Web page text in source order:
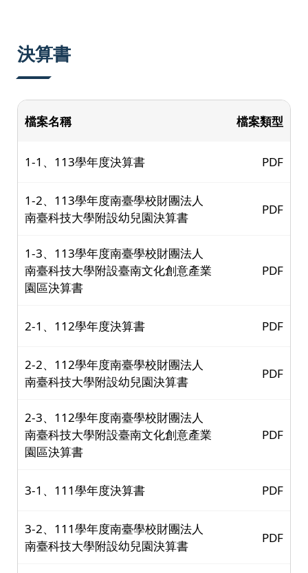
決算書
檔案名稱 檔案類型
1-1、113學年度決算書 PDF
1-2、113學年度南臺學校財團法人
南臺科技大學附設幼兒園決算書
PDF
1-3、113學年度南臺學校財團法人
南臺科技大學附設臺南文化創意產業
園區決算書
PDF
2-1、112學年度決算書 PDF
2-2、112學年度南臺學校財團法人
南臺科技大學附設幼兒園決算書
PDF
2-3、112學年度南臺學校財團法人
南臺科技大學附設臺南文化創意產業
園區決算書
PDF
3-1、111學年度決算書 PDF
3-2、111學年度南臺學校財團法人
南臺科技大學附設幼兒園決算書
PDF